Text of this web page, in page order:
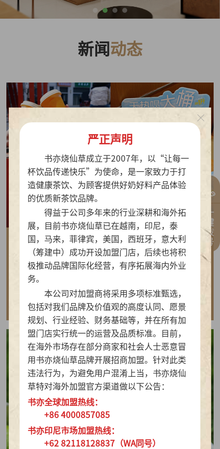
一键拨号
新闻 动态
2026-07-30
做实亲民茶饮！书亦烧仙草以“有料品类之王”拿
下2026新茶饮TOP10
查看详情
严正声明
书亦烧仙草成立于2007年，以“让每一
杯饮品传递快乐”为使命，是一家致力于打
造健康茶饮、为顾客提供好奶好料产品体验
的优质新茶饮品牌。
得益于公司多年来的行业深耕和海外拓
展，目前书亦烧仙草已在越南，印尼，泰
国，马来，菲律宾，美国，西班牙，意大利
（筹建中）成功开设加盟门店，后续也将积
极推动品牌国际化经营，有序拓展海内外业
务。
本公司对加盟商将采用多项标准甄选，
包括对我们品牌及价值观的高度认同、愿景
规划、行业经验、财务基础等，并在所有加
盟门店实行统一的运营及品质标准。目前，
在海外市场存在部分商家和社会人士恶意冒
用书亦烧仙草品牌开展招商加盟。针对此类
违法行为，为避免用户混淆上当，书亦烧仙
草特对海外加盟官方渠道做以下公告：
书亦全球加盟热线：
+86 4000857085
书亦印尼市场加盟热线：
+62 82118128837（WA同号）